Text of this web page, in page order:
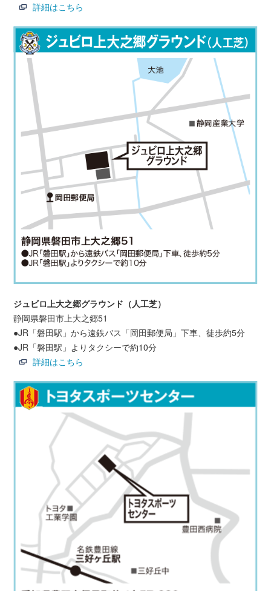
詳細はこちら
ジュビロ上大之郷グラウンド（人工芝）
静岡県磐田市上大之郷51
●JR「磐田駅」から遠鉄バス「岡田郵便局」下車、徒歩約5分
●JR「磐田駅」よりタクシーで約10分
詳細はこちら